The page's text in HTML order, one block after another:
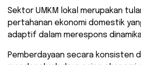
​Sektor UMKM lokal merupakan
pertahanan ekonomi domestik
adaptif dalam merespons
Pemberdayaan secara konsisten